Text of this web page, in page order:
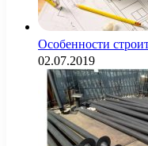
Особенности
02.07.2019